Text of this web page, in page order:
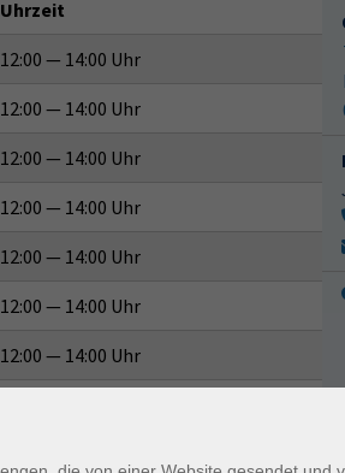
Uhrzeit
12:00 — 14:00 Uhr
12:00 — 14:00 Uhr
12:00 — 14:00 Uhr
12:00 — 14:00 Uhr
12:00 — 14:00 Uhr
12:00 — 14:00 Uhr
12:00 — 14:00 Uhr